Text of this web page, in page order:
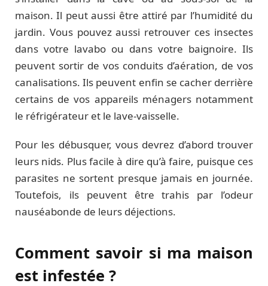
maison. Il peut aussi être attiré par l’humidité du
jardin. Vous pouvez aussi retrouver ces insectes
dans votre lavabo ou dans votre baignoire. Ils
peuvent sortir de vos conduits d’aération, de vos
canalisations. Ils peuvent enfin se cacher derrière
certains de vos appareils ménagers notamment
le réfrigérateur et le lave-vaisselle.
Pour les débusquer, vous devrez d’abord trouver
leurs nids. Plus facile à dire qu’à faire, puisque ces
parasites ne sortent presque jamais en journée.
Toutefois, ils peuvent être trahis par l’odeur
nauséabonde de leurs déjections.
Comment savoir si ma maison
est infestée ?